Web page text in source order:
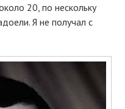
20, по нескольку
Я не получал с